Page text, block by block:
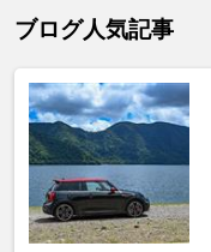
ブログ人気記事